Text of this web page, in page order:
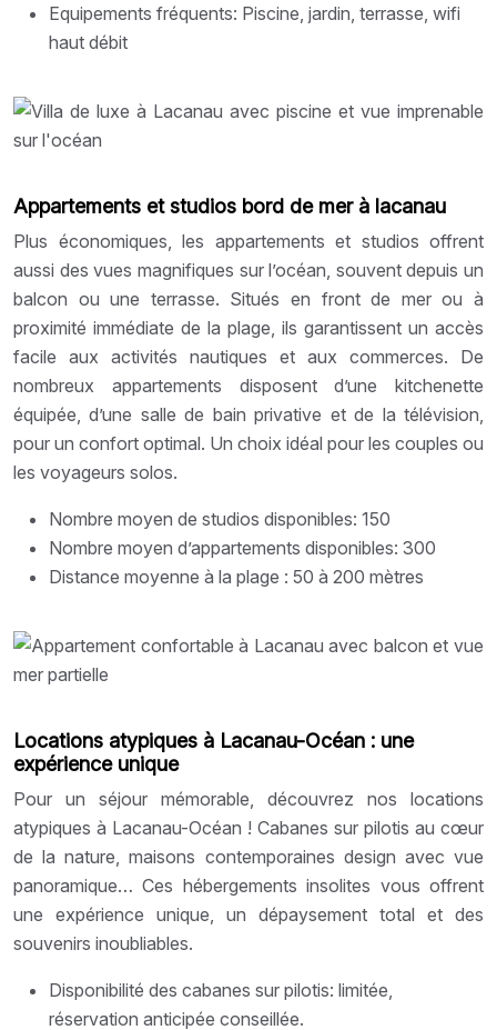
Equipements fréquents: Piscine, jardin, terrasse, wifi
haut débit
Appartements et studios bord de mer à lacanau
Plus économiques, les appartements et studios offrent
aussi des vues magnifiques sur l’océan, souvent depuis un
balcon ou une terrasse. Situés en front de mer ou à
proximité immédiate de la plage, ils garantissent un accès
facile aux activités nautiques et aux commerces. De
nombreux appartements disposent d’une kitchenette
équipée, d’une salle de bain privative et de la télévision,
pour un confort optimal. Un choix idéal pour les couples ou
les voyageurs solos.
Nombre moyen de studios disponibles: 150
Nombre moyen d’appartements disponibles: 300
Distance moyenne à la plage : 50 à 200 mètres
Locations atypiques à Lacanau-Océan : une
expérience unique
Pour un séjour mémorable, découvrez nos locations
atypiques à Lacanau-Océan ! Cabanes sur pilotis au cœur
de la nature, maisons contemporaines design avec vue
panoramique… Ces hébergements insolites vous offrent
une expérience unique, un dépaysement total et des
souvenirs inoubliables.
Disponibilité des cabanes sur pilotis: limitée,
réservation anticipée conseillée.